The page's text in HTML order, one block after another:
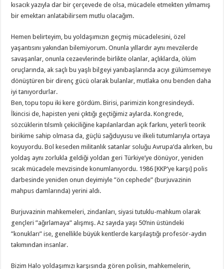
kısacık yazıyla dar bir çerçevede de olsa, mücadele etmekten yılmamış
bir emektarı anlatabilirsem mutlu olacağım.
Hemen belirteyim, bu yoldaşımızın geçmiş mücadelesini, özel
yaşantısını yakından bilemiyorum. Onunla yıllardır aynı mevzilerde
savaşanlar, onunla cezaevlerinde birlikte olanlar, açlıklarda, ölüm
oruçlarında, ak saçlı bu yaşlı bilgeyi yanıbaşlarında acıyı gülümsemeye
dönüştüren bir direnç gücü olarak bulanlar, mutlaka onu benden daha
iyi tanıyordurlar.
Ben, topu topu iki kere gördüm. Birisi, parimizin kongresindeydi.
İkincisi de, hapisten yeni çıktığı geçtiğimiz aylarda. Kongrede,
sözcüklerin tılsımlı çekiciliğine kapılanlardan açık farkını, yeterli teorik
birikime sahip olmasa da, güçlü sağduyusu ve ilkeli tutumlarıyla ortaya
koyuyordu. Bol keseden militanlık satanlar soluğu Avrupa’da alırken, bu
yoldaş aynı zorlukla geldiği yoldan geri Türkiye’ye dönüyor, yeniden
sıcak mücadele mevzisinde konumlanıyordu. 1986 [KKP’ye karşı] polis
darbesinde yeniden onun deyimiyle ”ön cephede” (burjuvazinin
mahpus damlarında) yerini aldı.
Burjuvazinin mahkemeleri, zindanları, siyasi tutuklu-mahkum olarak
gençleri ”ağırlamaya” alışmış. Az sayıda yaşı 50’nin üstündeki
”konukları” ise, genellikle büyük kentlerde karşılaştığı profesör-aydın
takımından insanlar.
Bizim Halo yoldaşımızı karşısında gören polisin, mahkemelerin,